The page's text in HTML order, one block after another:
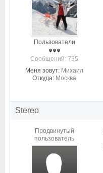
Пользователи
Cообщений: 735
Меня зовут: Михаил
Откуда: Москва
Stereo
Продвинутый
пользователь